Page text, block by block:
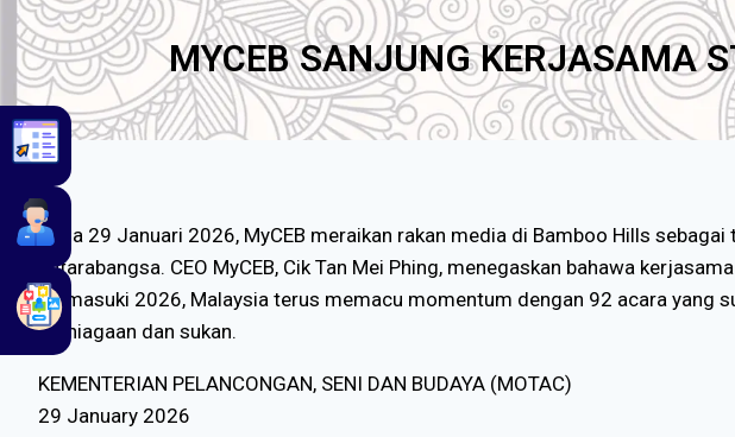
MYCEB SANJUNG KERJASAMA
Pada 29 Januari 2026, MyCEB meraikan rakan media di Bamboo Hills
antarabangsa. CEO MyCEB, Cik Tan Mei Phing, menegaskan bahawa
Memasuki 2026, Malaysia terus memacu momentum dengan 92 acara yang
perniagaan dan sukan.
KEMENTERIAN PELANCONGAN, SENI DAN BUDAYA (MOTAC)
29 January 2026